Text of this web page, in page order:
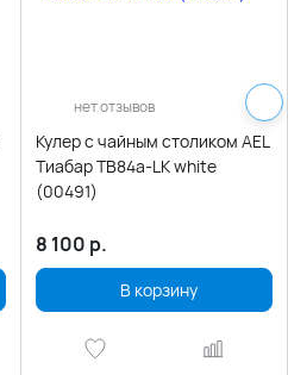
нет отзывов
Кулер с чайным столиком AEL
Тиабар TB84a-LK white
(00491)
8 100 р.
В корзину